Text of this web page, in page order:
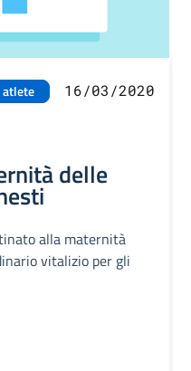
16/03/2020
delle
alla maternità
vitalizio per gli